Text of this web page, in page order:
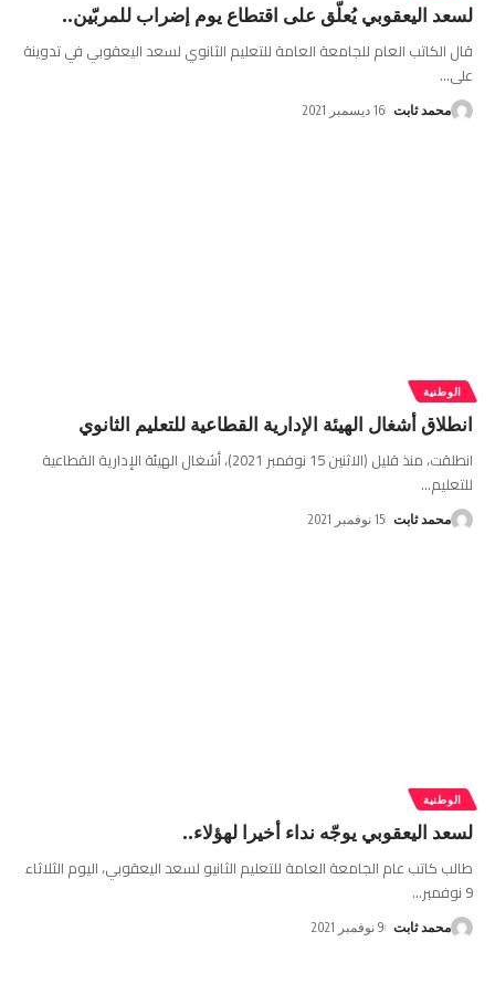
لسعد اليعقوبي يُعلّق على اقتطاع يوم إضراب للمربّين..
قال الكاتب العام للجامعة العامة للتعليم الثانوي لسعد اليعقوبي في تدوينة
على…
محمد ثابت 16 ديسمبر 2021
الوطنية
انطلاق أشغال الهيئة الإدارية القطاعية للتعليم الثانوي
انطلقت، منذ قليل (الاثنين 15 نوفمبر 2021)، أشغال الهيئة الإدارية القطاعية
للتعليم…
محمد ثابت 15 نوفمبر 2021
الوطنية
لسعد اليعقوبي يوجّه نداء أخيرا لهؤلاء..
طالب كاتب عام الجامعة العامة للتعليم الثانيو لسعد اليعقوبي، اليوم الثلاثاء
…
محمد ثابت 9 نوفمبر 2021